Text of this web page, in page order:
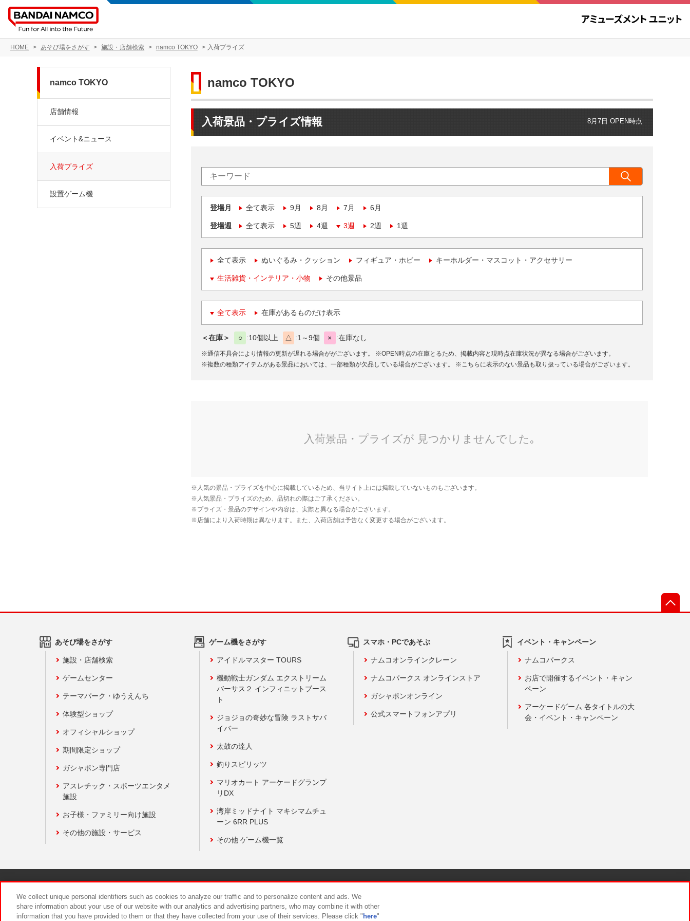
HOME あそび場をさがす 施設・店舗検索 namco TOKYO 入荷プライズ
namco TOKYO
入荷景品・プライズ情報 8月7日 OPEN時点
登場月 全て表示 9月 8月 7月 6月
登場週 全て表示 5週 4週 3週 2週 1週
全て表示 ぬいぐるみ・クッション フィギュア・ホビー キーホルダー・マスコット・アクセサリー
生活雑貨・インテリア・小物 その他景品
全て表示 在庫があるものだけ表示
＜在庫＞ ○ 10個以上 △ 1～9個 × 在庫なし
※通信不具合により情報の更新が遅れる場合ががございます。
※OPEN時点の在庫とるため、掲載内容と現時点在庫状況が異なる場合がございます。
※複数の種類アイテムがある景品においては、一部種類が欠品している場合がございます。
※こちらに表示のない景品も取り扱っている場合がございます。
namco TOKYO
店舗情報
イベント&ニュース
入荷プライズ
設置ゲーム機
あそび場をさがす
施設・店舗検索
ゲームセンター
テーマパーク・ゆうえんち
体験型ショップ
オフィシャルショップ
期間限定ショップ
ガシャポン専門店
アスレチック・スポーツエンタメ
施設
お子様・ファミリー向け施設
その他の施設・サービス
ゲーム機をさがす
アイドルマスター TOURS
機動戦士ガンダム エクストリーム
バーサス２ インフィニットブース
ト
ジョジョの奇妙な冒険 ラストサバ
イバー
太鼓の達人
釣りスピリッツ
マリオカート アーケードグランプ
リDX
湾岸ミッドナイト マキシマムチュ
ーン 6RR PLUS
その他 ゲーム機一覧
スマホ・PCであそぶ
ナムコオンラインクレーン
ナムコパークス オンラインストア
ガシャポンオンライン
公式スマートフォンアプリ
イベント・キャンペーン
ナムコパークス
お店で開催するイベント・キャン
ペーン
アーケードゲーム 各タイトルの大
会・イベント・キャンペーン
食品のご提供について カスタマーハラスメント対応方針
We collect unique personal identifiers such as cookies to analyze our traffic and to personalize content and ads. We
share information about your use of our website with our analytics and advertising partners, who may combine it with other
information that you have provided to them or that they have collected from your use of their services. Please click " here"